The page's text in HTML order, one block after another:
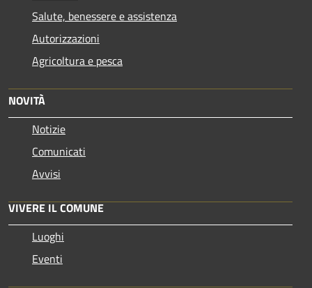
Salute, benessere e assistenza
Autorizzazioni
Agricoltura e pesca
NOVITÀ
Notizie
Comunicati
Avvisi
VIVERE IL COMUNE
Luoghi
Eventi